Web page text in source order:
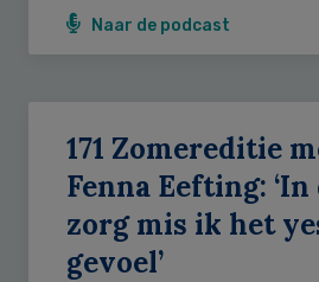
Naar de podcast
171 Zomereditie
Fenna Eefting: ‘In
zorg mis ik het
gevoel’